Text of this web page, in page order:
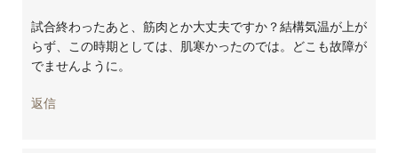
試合終わったあと、筋肉とか大丈夫ですか？結構気温が上が
らず、この時期としては、肌寒かったのでは。どこも故障が
でませんように。
返信